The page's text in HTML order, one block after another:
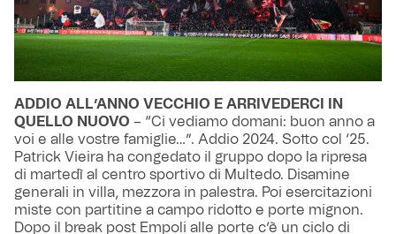
ADDIO ALL’ANNO VECCHIO E ARRIVEDERCI IN
QUELLO NUOVO – “Ci vediamo domani: buon anno a
voi e alle vostre famiglie…”. Addio 2024. Sotto col ‘25.
Patrick Vieira ha congedato il gruppo dopo la ripresa
di martedì al centro sportivo di Multedo. Disamine
generali in villa, mezzora in palestra. Poi esercitazioni
miste con partitine a campo ridotto e porte mignon.
Dopo il break post Empoli alle porte c’è un ciclo di